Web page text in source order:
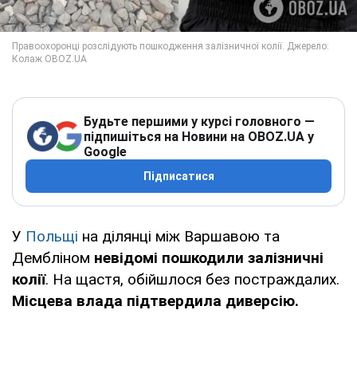
Будьте першими у курсі головного —
підпишіться на Новини на OBOZ.UA у
Google
Підписатися
У Польщі на ділянці між Варшавою та
Дембліном невідомі пошкодили залізничні
колії. На щастя, обійшлося без постраждалих.
Місцева влада підтвердила диверсію.